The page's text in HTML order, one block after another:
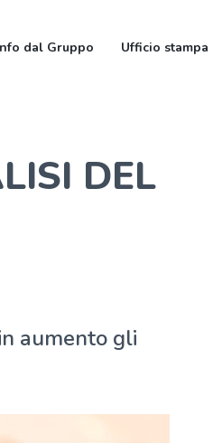
dal Gruppo Ufficio stampa
DEL
aumento gli